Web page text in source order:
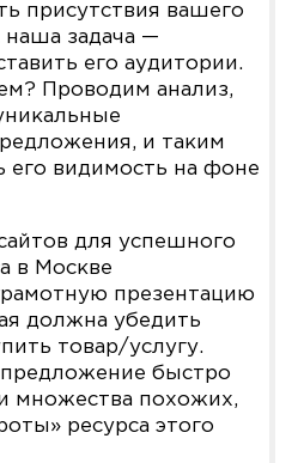
присутствия вашего
наша задача —
его аудитории.
Проводим анализ,
и таким
его видимость на фоне
для успешного
в Москве
презентацию
должна убедить
товар/услугу.
быстро
множества похожих,
ресурса этого